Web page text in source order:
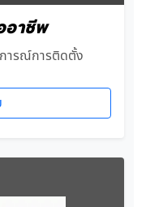
อาชีพ
ารณ์การติดตั้ง